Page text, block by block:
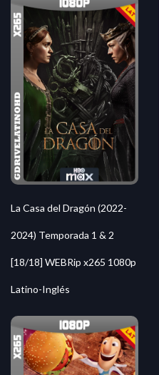
La Casa del Dragón (2022-
2024) Temporada 1 & 2
[18/18] WEBRip x265 1080p
Latino-Inglés